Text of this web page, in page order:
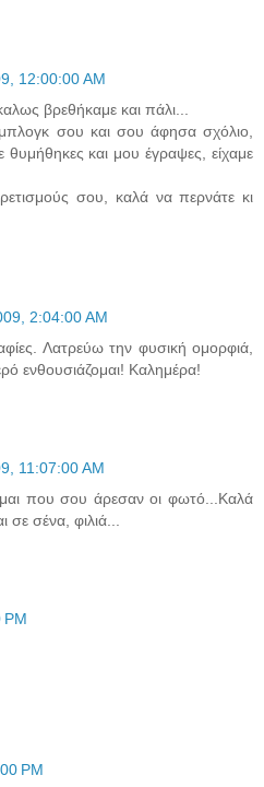
12:00:00 AM
βρεθήκαμε και πάλι...
σου και σου άφησα σχόλιο,
και μου έγραψες, είχαμε
σου, καλά να περνάτε κι
2:04:00 AM
Λατρεύω την φυσική ομορφιά,
ενθουσιάζομαι! Καλημέρα!
11:07:00 AM
που σου άρεσαν οι φωτό...Καλά
σένα, φιλιά...
PM
PM